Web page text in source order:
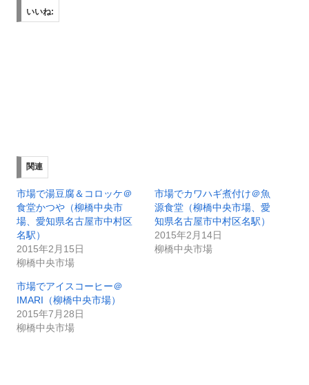
いいね:
関連
市場で湯豆腐＆コロッケ＠
食堂かつや（柳橋中央市
場、愛知県名古屋市中村区
名駅）
2015年2月15日
柳橋中央市場
市場でカワハギ煮付け＠魚
源食堂（柳橋中央市場、愛
知県名古屋市中村区名駅）
2015年2月14日
柳橋中央市場
市場でアイスコーヒー＠
IMARI（柳橋中央市場）
2015年7月28日
柳橋中央市場